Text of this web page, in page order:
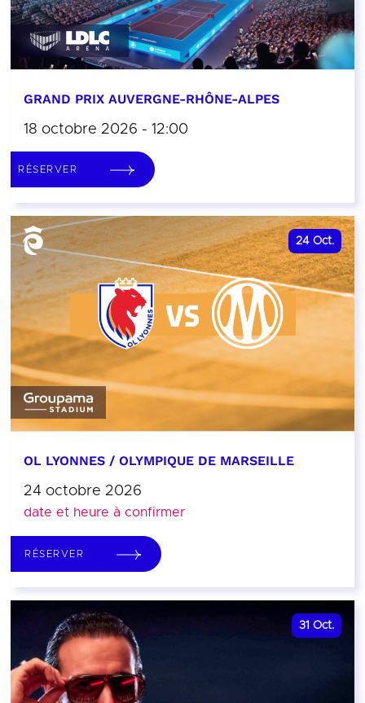
GRAND PRIX AUVERGNE-RHÔNE-ALPES
18 octobre 2026 - 12:00
RÉSERVER
24 Oct.
OL LYONNES / OLYMPIQUE DE MARSEILLE
24 octobre 2026
date et heure à confirmer
RÉSERVER
31 Oct.